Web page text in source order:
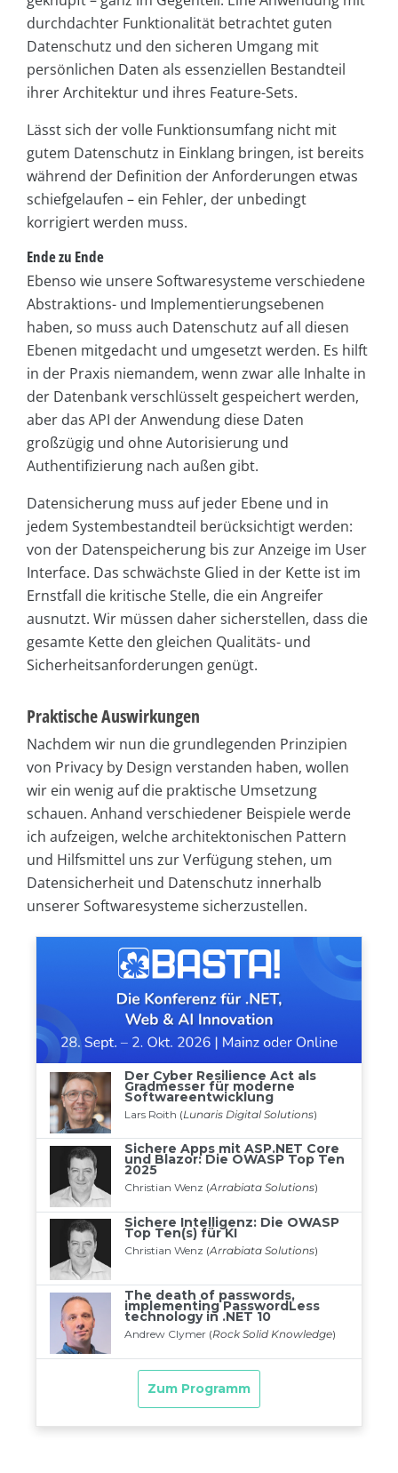
durchdachter Funktionalität betrachtet guten
Datenschutz und den sicheren Umgang mit
persönlichen Daten als essenziellen Bestandteil
ihrer Architektur und ihres Feature-Sets.
Lässt sich der volle Funktionsumfang nicht mit
gutem Datenschutz in Einklang bringen, ist bereits
während der Definition der Anforderungen etwas
schiefgelaufen – ein Fehler, der unbedingt
korrigiert werden muss.
Ende zu Ende
Ebenso wie unsere Softwaresysteme verschiedene
Abstraktions- und Implementierungsebenen
haben, so muss auch Datenschutz auf all diesen
Ebenen mitgedacht und umgesetzt werden. Es hilft
in der Praxis niemandem, wenn zwar alle Inhalte in
der Datenbank verschlüsselt gespeichert werden,
aber das API der Anwendung diese Daten
großzügig und ohne Autorisierung und
Authentifizierung nach außen gibt.
Datensicherung muss auf jeder Ebene und in
jedem Systembestandteil berücksichtigt werden:
von der Datenspeicherung bis zur Anzeige im User
Interface. Das schwächste Glied in der Kette ist im
Ernstfall die kritische Stelle, die ein Angreifer
ausnutzt. Wir müssen daher sicherstellen, dass die
gesamte Kette den gleichen Qualitäts- und
Sicherheitsanforderungen genügt.
Praktische Auswirkungen
Nachdem wir nun die grundlegenden Prinzipien
von Privacy by Design verstanden haben, wollen
wir ein wenig auf die praktische Umsetzung
schauen. Anhand verschiedener Beispiele werde
ich aufzeigen, welche architektonischen Pattern
und Hilfsmittel uns zur Verfügung stehen, um
Datensicherheit und Datenschutz innerhalb
unserer Softwaresysteme sicherzustellen.